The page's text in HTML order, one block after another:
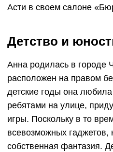
Асти в своем салоне
Детство и
Анна родилась в городе
расположен на правом
детские годы она
ребятами на улице,
игры. Поскольку в то
всевозможных
собственная фантазия.